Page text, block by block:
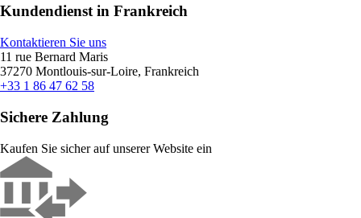
Kundendienst in Frankreich
Kontaktieren Sie uns
11 rue Bernard Maris
37270 Montlouis-sur-Loire, Frankreich
+33 1 86 47 62 58
Sichere Zahlung
Kaufen Sie sicher auf unserer Website ein